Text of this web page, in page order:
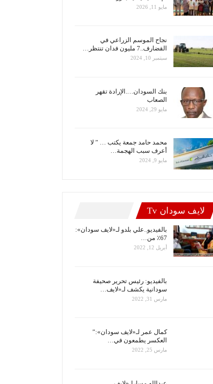
مايو 11, 2026
نجاح الموسم الزراعي في
القضارف..7 مليون فدان تنتظر…
سبتمبر 10, 2024
بنك السودان….الإرادة تقهر
الصعاب
مايو 29, 2024
محمد حامد جمعة يكتب … ” لا
أعرف سبب الهجمة…
مايو 9, 2024
لايف سودان Tv
بالفيديو..علي بلدو لـ«لايف سودان»:
67٪ من…
أبريل 12, 2022
بالفيديو: رئيس تحرير صحيفة
سودانية يكشف لـ«لايف…
مارس 31, 2022
كمال عمر لـ«لايف سودان»:”
العكسر يطمعون في…
مارس 25, 2022